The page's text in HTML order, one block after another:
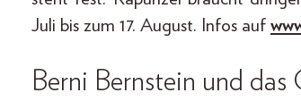
Juli bis zum 17. August. Infos auf
Berni Bernstein und das